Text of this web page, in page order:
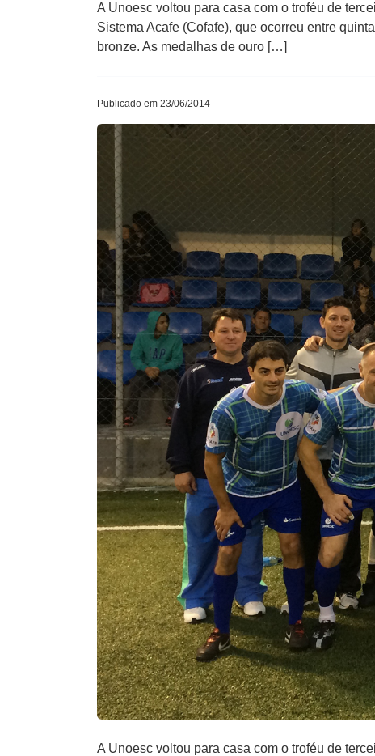
A Unoesc voltou para casa com o troféu de
Sistema Acafe (Cofafe), que ocorreu entre
bronze. As medalhas de ouro […]
Publicado em 23/06/2014
A Unoesc voltou para casa com o troféu de